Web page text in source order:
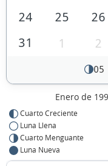
24
25 26
31
1 2
05
Enero de
Cuarto Creciente
Luna Llena
Cuarto Menguante
Luna Nueva